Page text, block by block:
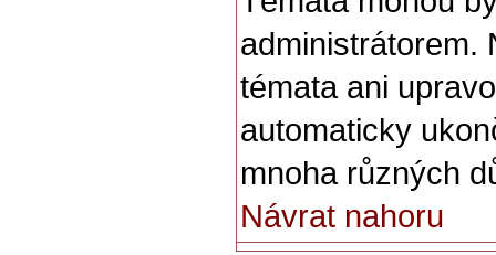
administrátorem.
témata ani
automaticky
mnoha různých
Návrat nahoru